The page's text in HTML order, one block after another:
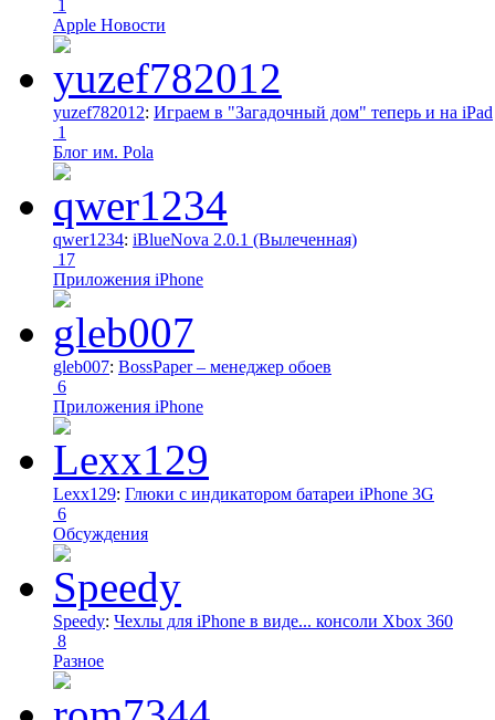
1
Apple Новости
yuzef782012: Играем в "Загадочный дом" теперь и на iPad
1
Блог им. Pola
qwer1234: iBlueNova 2.0.1 (Вылеченная)
17
Приложения iPhone
gleb007: BossPaper – менеджер обоев
6
Приложения iPhone
Lexx129: Глюки с индикатором батареи iPhone 3G
6
Обсуждения
Speedy: Чехлы для iPhone в виде... консоли Xbox 360
8
Разное